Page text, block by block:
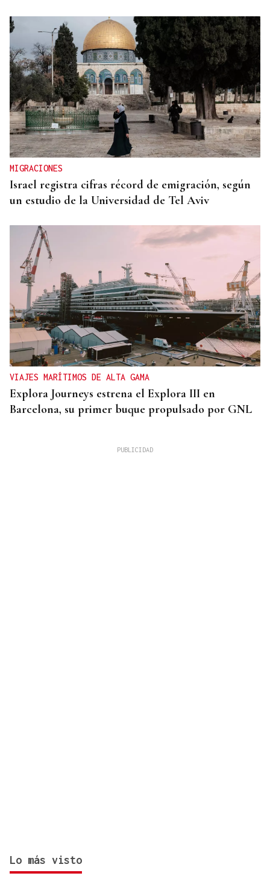
MIGRACIONES
Israel registra cifras récord de emigración, según
un estudio de la Universidad de Tel Aviv
VIAJES MARÍTIMOS DE ALTA GAMA
Explora Journeys estrena el Explora III en
Barcelona, su primer buque propulsado por GNL
Lo más visto